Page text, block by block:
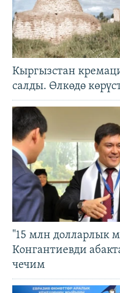
Кыргызстан
салды. Өлкөдө
"15 млн долларлык
Конгантиевди
чечим